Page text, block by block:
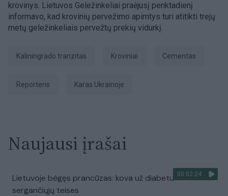
krovinys. Lietuvos Geležinkeliai praėjusį penktadienį
informavo, kad krovinių pervežimo apimtys turi atitikti trejų
metų geležinkeliais pervežtų prekių vidurkį.
Kaliningrado tranzitas kroviniai cementas
Reporteris karas Ukrainoje
Naujausi įrašai
00:02:24
Lietuvoje bėgęs prancūzas: kova už diabetu
sergančiųjų teises